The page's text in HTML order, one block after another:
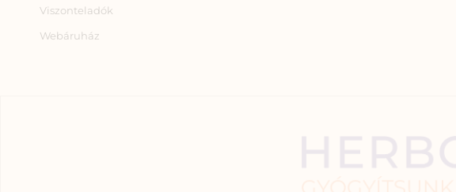
Viszonteladók
Webáruház